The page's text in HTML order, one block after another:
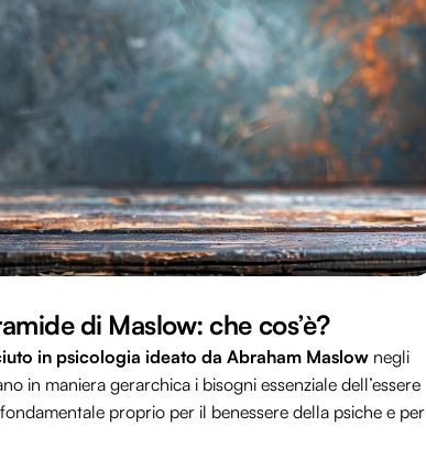
di Maslow: che cos’è?
in psicologia ideato da Abraham Maslow negli
in maniera gerarchica i bisogni essenziale dell’essere
proprio per il benessere della psiche e per